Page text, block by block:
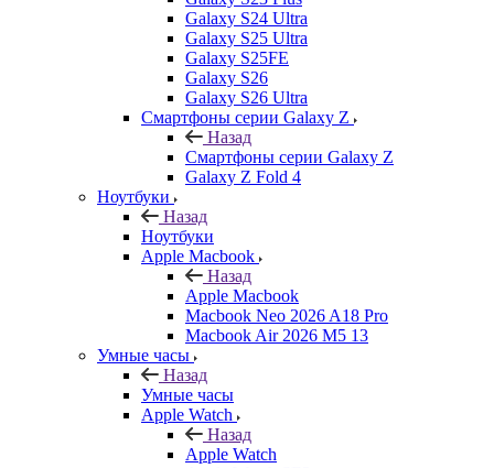
Galaxy S24 Ultra
Galaxy S25 Ultra
Galaxy S25FE
Galaxy S26
Galaxy S26 Ultra
Смартфоны серии Galaxy Z
Назад
Смартфоны серии Galaxy Z
Galaxy Z Fold 4
Ноутбуки
Назад
Ноутбуки
Apple Macbook
Назад
Apple Macbook
Macbook Neo 2026 A18 Pro
Macbook Air 2026 M5 13
Умные часы
Назад
Умные часы
Apple Watch
Назад
Apple Watch